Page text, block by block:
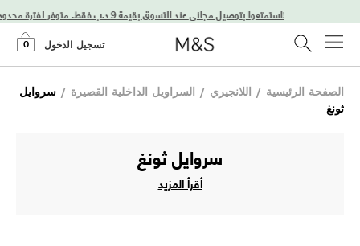
تسجيل الدخول 0
الصفحة الرئيسية / اللانجيري / السراويل الداخلية القصيرة / سروايل
ثونغ
سروايل ثونغ
أقرأ المزيد